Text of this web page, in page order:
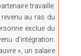
travaille.
au ras du
exclue du
d’intégration.
», un salaire